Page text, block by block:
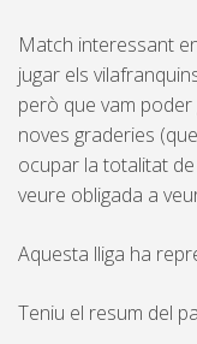
Match interessant
jugar els
però que vam poder
noves graderies
ocupar la totalitat
veure obligada a
Aquesta lliga ha
Teniu el resum del